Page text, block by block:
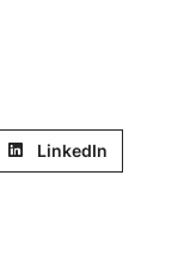
LinkedIn